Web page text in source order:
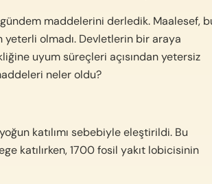
maddelerini derledik. Maalesef,
yeterli olmadı. Devletlerin bir araya
uyum süreçleri açısından yetersiz
neler oldu?
katılımı sebebiyle eleştirildi. Bu
katılırken, 1700 fosil yakıt lobicisinin